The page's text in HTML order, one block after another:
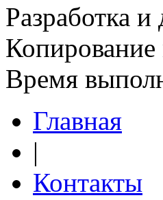
Разработка
Копирование
Время
Главная
|
Контакты